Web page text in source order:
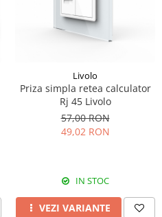
Livolo
Priza simpla retea calculator
Rj 45 Livolo
57,00 RON
49,02 RON
IN STOC
VEZI VARIANTE